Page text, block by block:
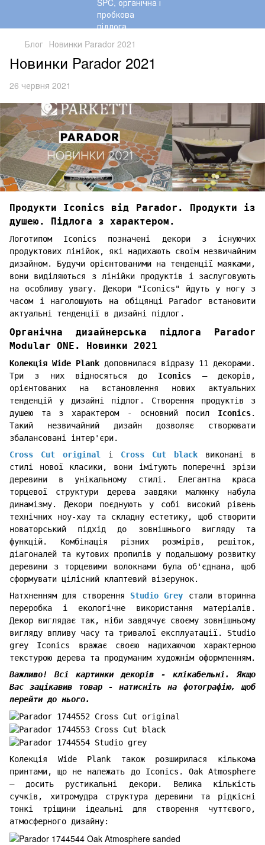
Блог Новинки Parador 2021
Новинки Parador 2021
26 червня 2021
Продукти Iconics від Parador. Продукти із
душею. Підлога з характером.
Логотипом Iconics позначені декори з існуючих
продуктових лінійок, які надихають своїм незвичайним
дизайном. Будучи орієнтованими на тенденції маяками,
вони виділяються з лінійки продуктів і заслуговують
на особливу увагу. Декори "Iconics" йдуть у ногу з
часом і наголошують на обіцянці Parador встановити
актуальні тенденції в дизайні підлог.
Органічна дизайнерська підлога Parador
Modular ONE. Новинки 2021
Колекція Wide Plank доповнилася відразу 11 декорами.
Три з них відносяться до Iconics – декорів,
орієнтованих на встановлення нових актуальних
тенденцій у дизайні підлог. Створення продуктів з
душею та з характером - основний посил Iconics.
Такий незвичайний дизайн дозволяє створювати
збалансовані інтер'єри.
Cross Cut original
і Cross Cut black виконані в
стилі нової класики, вони імітують поперечні зрізи
деревини в унікальному стилі. Елегантна краса
торцевої структури дерева завдяки малюнку набула
динамізму. Декори поєднують у собі високий рівень
технічних ноу-хау та складну естетику, щоб створити
новаторський підхід до зовнішнього вигляду та
функцій. Комбінація різних розмірів, решіток,
діагоналей та кутових пропилів у подальшому розвитку
деревини з торцевими волокнами була об'єднана, щоб
сформувати цілісний клаптевий візерунок.
Натхненням для створення Studio Grey стали вторинна
переробка і екологічне використання матеріалів.
Декор виглядає так, ніби завдячує своєму зовнішньому
вигляду впливу часу та тривалої експлуатації. Studio
grey Iconics вражає своєю надихаючою характерною
текстурою дерева та продуманим художнім оформленням.
Важливо! Всі картинки декорів - клікабельні. Якщо
Вас зацікавив товар - натисніть на фотографію, щоб
перейти до нього.
Колекція Wide Plank також розширилася кількома
принтами, що не належать до Iconics. Oak Atmosphere
– досить рустикальні декори. Велика кількість
сучків, хитромудра структура деревини та рідкісні
тонкі тріщини ідеальні для створення чуттєвого,
атмосферного дизайну: